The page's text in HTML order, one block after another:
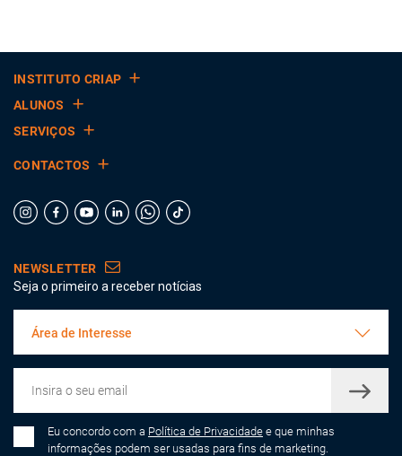
INSTITUTO CRIAP
ALUNOS
SERVIÇOS
CONTACTOS
NEWSLETTER
Seja o primeiro a receber notícias
Área de Interesse
Eu concordo com a Política de Privacidade e que minhas
informações podem ser usadas para fins de marketing.